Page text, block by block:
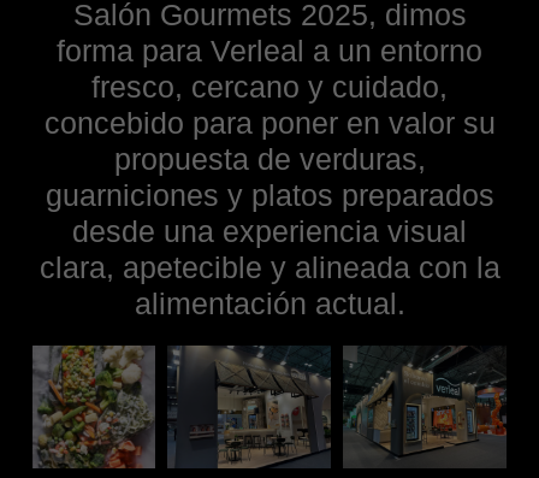
Salón Gourmets 2025, dimos
forma para Verleal a un entorno
fresco, cercano y cuidado,
concebido para poner en valor su
propuesta de verduras,
guarniciones y platos preparados
desde una experiencia visual
clara, apetecible y alineada con la
alimentación actual.